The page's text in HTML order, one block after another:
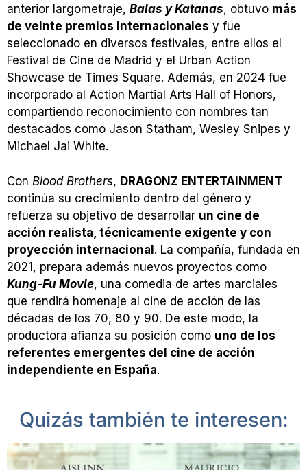
anterior largometraje, Balas y Katanas, obtuvo más
de veinte premios internacionales y fue
seleccionado en diversos festivales, entre ellos el
Festival de Cine de Madrid y el Urban Action
Showcase de Times Square. Además, en 2024 fue
incorporado al Action Martial Arts Hall of Honors,
compartiendo reconocimiento con nombres tan
destacados como Jason Statham, Wesley Snipes y
Michael Jai White.
Con Blood Brothers, DRAGONZ ENTERTAINMENT
continúa su crecimiento dentro del género y
refuerza su objetivo de desarrollar un cine de
acción realista, técnicamente exigente y con
proyección internacional. La compañía, fundada en
2021, prepara además nuevos proyectos como
Kung-Fu Movie, una comedia de artes marciales
que rendirá homenaje al cine de acción de las
décadas de los 70, 80 y 90. De este modo, la
productora afianza su posición como uno de los
referentes emergentes del cine de acción
independiente en España.
Quizás también te interesen: